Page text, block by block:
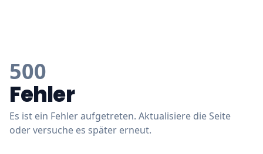
500
Fehler
Es ist ein Fehler aufgetreten. Aktualisiere die Seite
oder versuche es später erneut.